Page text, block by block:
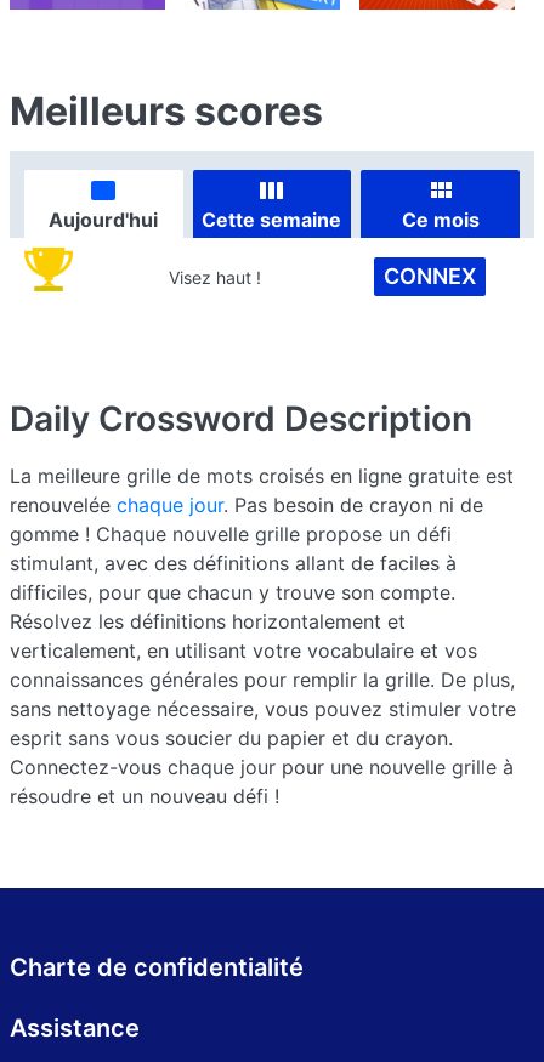
Meilleurs scores
Aujourd'hui Cette semaine Ce mois
Visez haut ! CONNEX
Daily Crossword Description
La meilleure grille de mots croisés en ligne gratuite est
renouvelée chaque jour. Pas besoin de crayon ni de
gomme ! Chaque nouvelle grille propose un défi
stimulant, avec des définitions allant de faciles à
difficiles, pour que chacun y trouve son compte.
Résolvez les définitions horizontalement et
verticalement, en utilisant votre vocabulaire et vos
connaissances générales pour remplir la grille. De plus,
sans nettoyage nécessaire, vous pouvez stimuler votre
esprit sans vous soucier du papier et du crayon.
Connectez-vous chaque jour pour une nouvelle grille à
résoudre et un nouveau défi !
Charte de confidentialité
Assistance